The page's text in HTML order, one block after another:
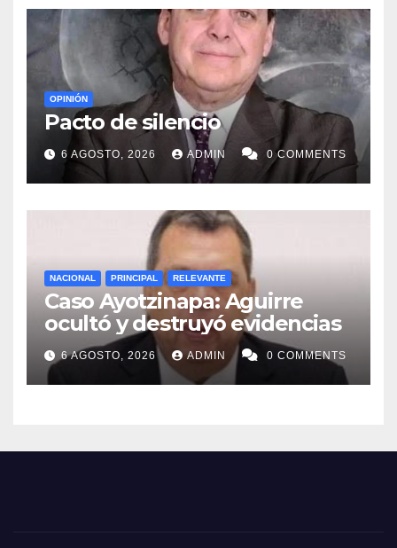
OPINIÓN
Pacto de silencio
6 AGOSTO, 2026 ADMIN 0 COMMENTS
NACIONAL PRINCIPAL RELEVANTE
Caso Ayotzinapa: Aguirre
ocultó y destruyó evidencias
6 AGOSTO, 2026 ADMIN 0 COMMENTS